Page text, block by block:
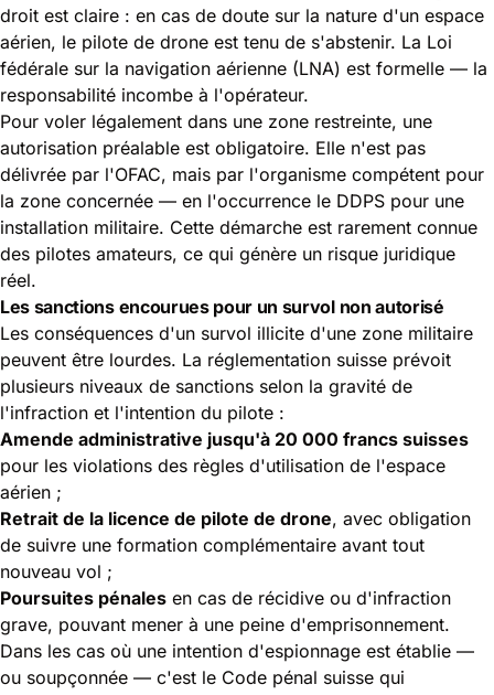
droit est claire : en cas de doute sur la nature d'un espace
aérien, le pilote de drone est tenu de s'abstenir. La Loi
fédérale sur la navigation aérienne (LNA) est formelle — la
responsabilité incombe à l'opérateur.
Pour voler légalement dans une zone restreinte, une
autorisation préalable est obligatoire. Elle n'est pas
délivrée par l'OFAC, mais par l'organisme compétent pour
la zone concernée — en l'occurrence le DDPS pour une
installation militaire. Cette démarche est rarement connue
des pilotes amateurs, ce qui génère un risque juridique
réel.
Les sanctions encourues pour un survol non autorisé
Les conséquences d'un survol illicite d'une zone militaire
peuvent être lourdes. La réglementation suisse prévoit
plusieurs niveaux de sanctions selon la gravité de
l'infraction et l'intention du pilote :
Amende administrative jusqu'à 20 000 francs suisses
pour les violations des règles d'utilisation de l'espace
aérien ;
Retrait de la licence de pilote de drone, avec obligation
de suivre une formation complémentaire avant tout
nouveau vol ;
Poursuites pénales en cas de récidive ou d'infraction
grave, pouvant mener à une peine d'emprisonnement.
Dans les cas où une intention d'espionnage est établie —
ou soupçonnée — c'est le Code pénal suisse qui